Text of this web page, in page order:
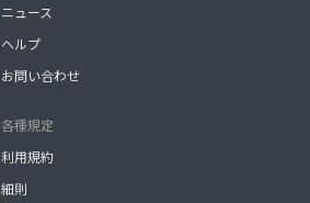
ニュース
ヘルプ
お問い合わせ
各種規定
利用規約
細則